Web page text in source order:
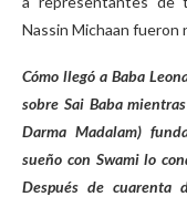
Nassin Michaan fueron
Cómo llegó a Baba
sobre Sai Baba
Darma Madalam)
sueño con Swami lo
Después de cuarenta